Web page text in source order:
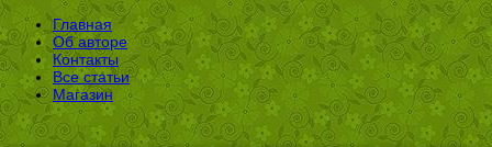
Главная
Об авторе
Контакты
Все статьи
Магазин